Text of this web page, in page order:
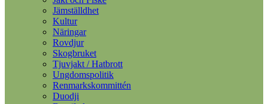
Jämställdhet
Kultur
Näringar
Rovdjur
Skogbruket
Tjuvjakt / Hatbrott
Ungdomspolitik
Renmarkskommittén
Duodji